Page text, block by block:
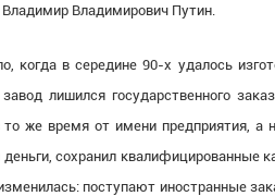
Владимирович Путин.
когда в середине 90-х удалось
лишился государственного
то же время от имени предприятия, а
сохранил квалифицированные
поступают иностранные